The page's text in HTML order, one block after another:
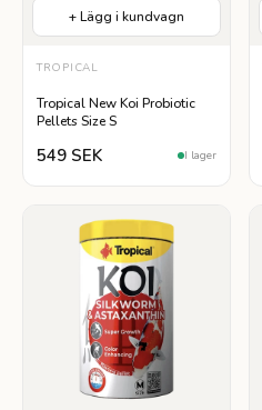
+ Lägg i kundvagn
TROPICAL
Tropical New Koi Probiotic
Pellets Size S
549 SEK I lager